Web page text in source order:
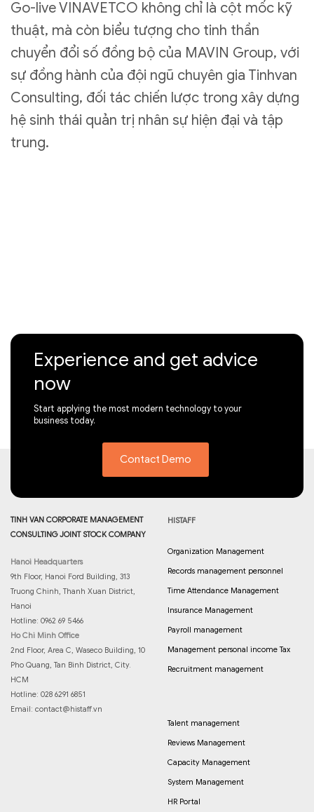
Go-live VINAVETCO không chỉ là cột mốc kỹ
thuật, mà còn biểu tượng cho tinh thần
chuyển đổi số đồng bộ của MAVIN Group, với
sự đồng hành của đội ngũ chuyên gia Tinhvan
Consulting, đối tác chiến lược trong xây dựng
hệ sinh thái quản trị nhân sự hiện đại và tập
trung.
Experience and get advice
now
Start applying the most modern technology to your
business today.
Contact Demo
TINH VAN CORPORATE MANAGEMENT
CONSULTING JOINT STOCK COMPANY
Hanoi Headquarters
9th Floor, Hanoi Ford Building, 313
Truong Chinh, Thanh Xuan District,
Hanoi
Hotline: 0962 69 5466
Ho Chi Minh Office
2nd Floor, Area C, Waseco Building, 10
Pho Quang, Tan Binh District, City.
HCM
Hotline: 028 6291 6851
Email: contact@histaff.vn
HISTAFF
Organization Management
Records management personnel
Time Attendance Management
Insurance Management
Payroll management
Management personal income Tax
Recruitment management
Talent management
Reviews Management
Capacity Management
System Management
HR Portal